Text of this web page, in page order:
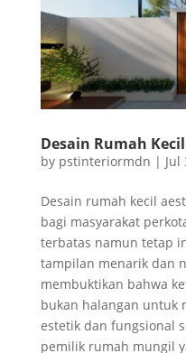
Desain Rumah
by pstinteriormdn | Jul
Desain rumah kecil
bagi masyarakat
terbatas namun tetap
tampilan menarik dan
membuktikan bahwa
bukan halangan untuk
estetik dan fungsional
pemilik rumah mungil